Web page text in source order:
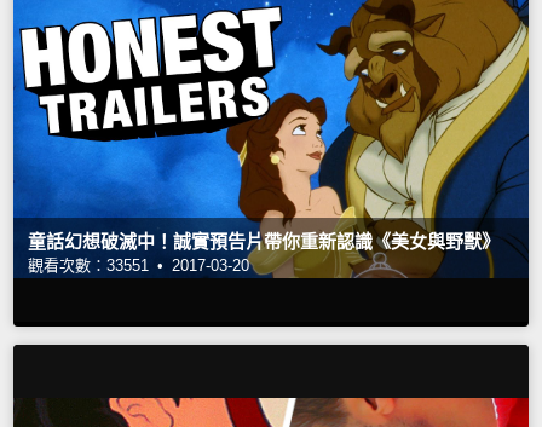
童話幻想破滅中！誠實預告片帶你重新認識《美女與野獸》
觀看次數：33551 • 2017-03-20